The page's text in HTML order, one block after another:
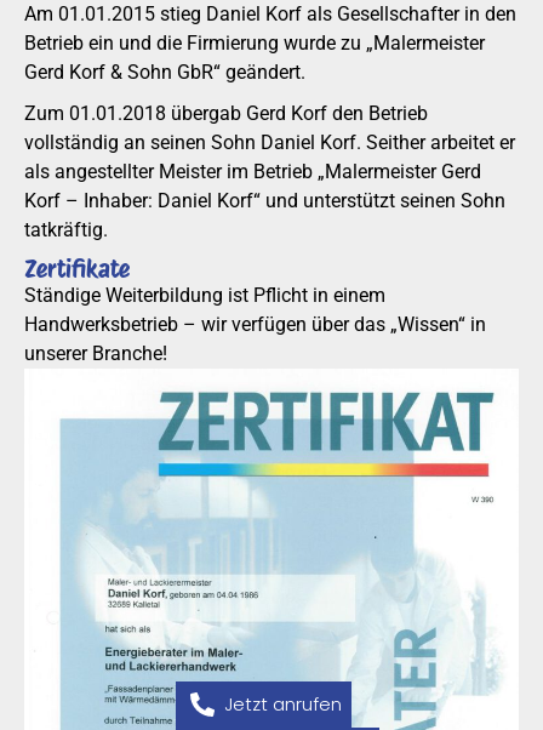
Am 01.01.2015 stieg Daniel Korf als Gesellschafter in den
Betrieb ein und die Firmierung wurde zu „Malermeister
Gerd Korf & Sohn GbR“ geändert.
Zum 01.01.2018 übergab Gerd Korf den Betrieb
vollständig an seinen Sohn Daniel Korf. Seither arbeitet er
als angestellter Meister im Betrieb „Malermeister Gerd
Korf – Inhaber: Daniel Korf“ und unterstützt seinen Sohn
tatkräftig.
Zertifikate
Ständige Weiterbildung ist Pflicht in einem
Handwerksbetrieb – wir verfügen über das „Wissen“ in
unserer Branche!
Jetzt anrufen